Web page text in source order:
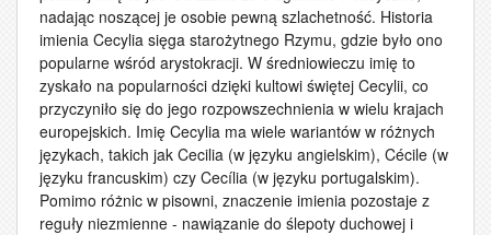
nadając noszącej je osobie pewną szlachetność. Historia
imienia Cecylia sięga starożytnego Rzymu, gdzie było ono
popularne wśród arystokracji. W średniowieczu imię to
zyskało na popularności dzięki kultowi świętej Cecylii, co
przyczyniło się do jego rozpowszechnienia w wielu krajach
europejskich. Imię Cecylia ma wiele wariantów w różnych
językach, takich jak Cecilia (w języku angielskim), Cécile (w
języku francuskim) czy Cecília (w języku portugalskim).
Pomimo różnic w pisowni, znaczenie imienia pozostaje z
reguły niezmienne - nawiązanie do ślepoty duchowej i